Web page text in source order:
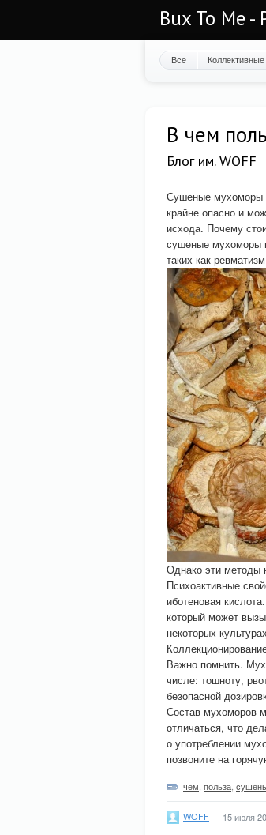
Bux To Me -
Все Коллективные
В чем
Блог им. WOFF
Сушеные мухоморы
крайне опасно и
исхода. Почему
сушеные мухоморы
таких как
Однако эти методы
Психоактивные
иботеновая
который может
некоторых
Важно помнить.
числе: тошноту,
безопасной
Состав мухоморов
отличаться, что
о употреблении
позвоните на
чем польза
WOFF 15 июля